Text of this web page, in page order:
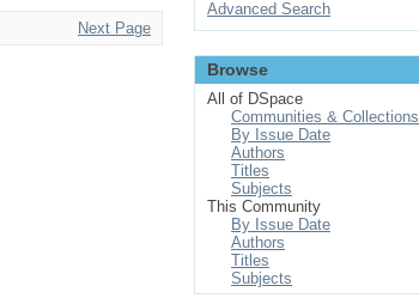
Next Page
Advanced Search
Browse
All of DSpace
Communities & Collections
By Issue Date
Authors
Titles
Subjects
This Community
By Issue Date
Authors
Titles
Subjects